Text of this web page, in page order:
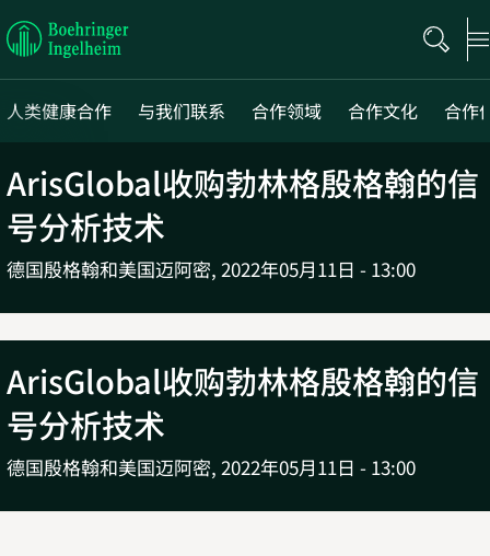
Boehringer
Ingelheim
人类健康合作
与我们联系 合作领域 合作文化 合作
Next
ArisGlobal收购勃林格殷格翰的信
号分析技术
德国殷格翰和美国迈阿密, 2022年05月11日 - 13:00
ArisGlobal收购勃林格殷格翰的信
号分析技术
德国殷格翰和美国迈阿密, 2022年05月11日 - 13:00